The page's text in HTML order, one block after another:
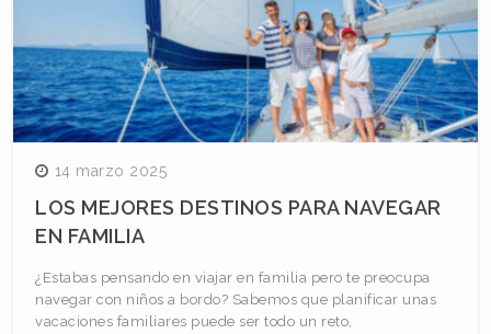
14 marzo 2025
LOS MEJORES DESTINOS PARA NAVEGAR
EN FAMILIA
¿Estabas pensando en viajar en familia pero te preocupa
navegar con niños a bordo? Sabemos que planificar unas
vacaciones familiares puede ser todo un reto,